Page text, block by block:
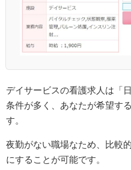
デイサービスの看護求人は「
条件が多く、あなたが希望す
す。
夜勤がない職場なため、比較
にすることが可能です。